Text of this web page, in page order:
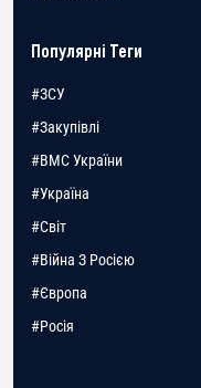
Популярні Теги
#ЗСУ
#Закупівлі
#ВМС України
#Україна
#Світ
#Війна З Росією
#Європа
#Росія